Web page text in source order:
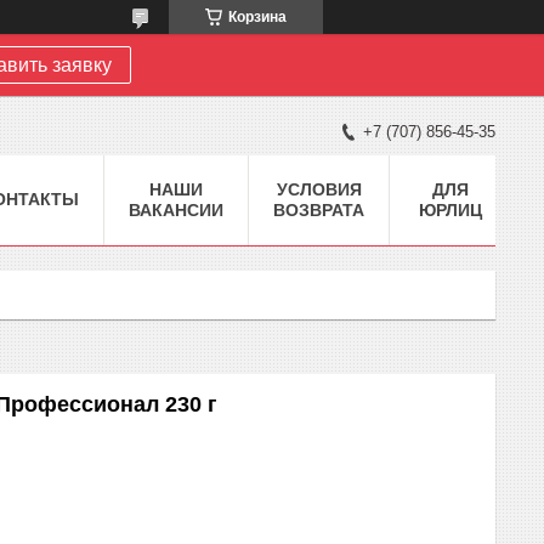
Корзина
заявку
+7 (707) 856-45-35
НАШИ
ВАКАНСИИ
УСЛОВИЯ
ВОЗВРАТА
ДЛЯ
ЮРЛИЦ
230 г